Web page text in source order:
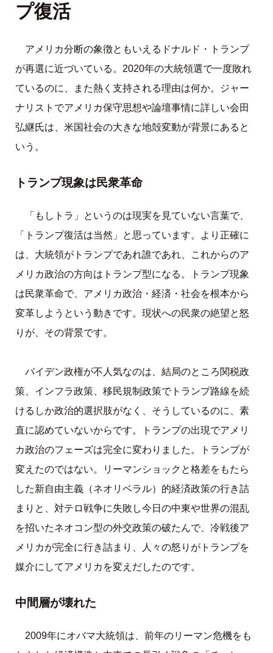
プ復活
アメリカ分断の象徴ともいえるドナルド・トランプ
が再選に近づいている。2020年の大統領選で一度敗れ
ているのに、また熱く支持される理由は何か。ジャー
ナリストでアメリカ保守思想や論壇事情に詳しい会田
弘継氏は、米国社会の大きな地殻変動が背景にあると
いう。
トランプ現象は民衆革命
「もしトラ」というのは現実を見ていない言葉で、
「トランプ復活は当然」と思っています。より正確に
は、大統領がトランプであれ誰であれ、これからのア
メリカ政治の方向はトランプ型になる。トランプ現象
は民衆革命で、アメリカ政治・経済・社会を根本から
変革しようという動きです。現状への民衆の絶望と怒
りが、その背景です。
バイデン政権が不人気なのは、結局のところ関税政
策、インフラ政策、移民規制政策でトランプ路線を続
けるしか政治的選択肢がなく、そうしているのに、素
直に認めていないからです。トランプの出現でアメリ
カ政治のフェーズは完全に変わりました。トランプが
変えたのではない。リーマンショックと格差をもたら
した新自由主義（ネオリベラル）的経済政策の行き詰
まりと、対テロ戦争に失敗し今日の中東や世界の混乱
を招いたネオコン型の外交政策の破たんで、冷戦後ア
メリカが完全に行き詰まり、人々の怒りがトランプを
媒介にしてアメリカを変えだしたのです。
中間層が壊れた
2009年にオバマ大統領は、前年のリーマン危機をも